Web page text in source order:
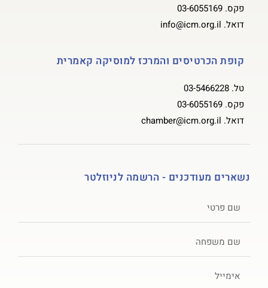
פקס. 03-6055169
דואל. info@icm.org.il
קופת הכרטיסים והמרכז למוסיקה קאמרית
טל. 03-5466228
פקס. 03-6055169
דואל. chamber@icm.org.il
נשארים מעודכנים - הרשמה לניוזלטר